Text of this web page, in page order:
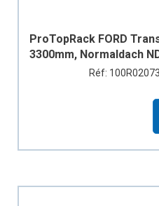
ProTopRack FORD
3300mm, Normaldach
Réf: